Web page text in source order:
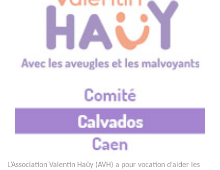
L’Association Valentin Haüy (AVH) a pour vocation d’aider les